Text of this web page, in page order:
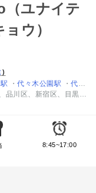
ユナイテ
ウ）
代々木公園駅
代々木八幡駅
品川区 新宿区 目黒区
8:45~17:00